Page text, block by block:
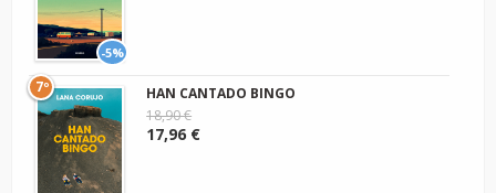
-5%
7º
HAN CANTADO BINGO
18,90 €
17,96 €